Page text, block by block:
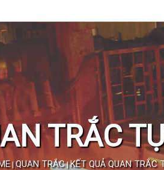
TRẮC
|QUAN TRẮC|KẾT QUẢ QUAN TRẮC